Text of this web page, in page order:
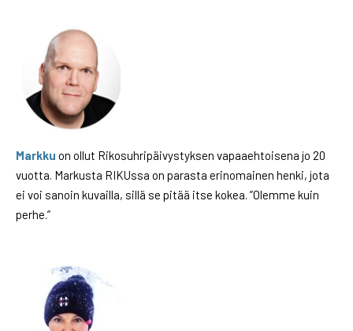
Markku on ollut Rikosuhripäivystyksen vapaaehtoisena jo 20
vuotta. Markusta RIKUssa on parasta erinomainen henki, jota
ei voi sanoin kuvailla, sillä se pitää itse kokea. ”Olemme kuin
perhe.”